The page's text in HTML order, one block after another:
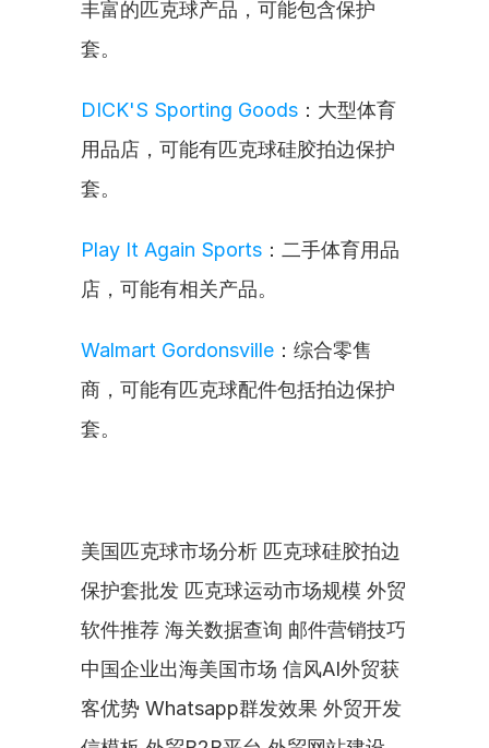
丰富的匹克球产品，可能包含保护
套。
DICK'S Sporting Goods ：大型体育
用品店，可能有匹克球硅胶拍边保护
套。
Play It Again Sports ：二手体育用品
店，可能有相关产品。
Walmart Gordonsville ：综合零售
商，可能有匹克球配件包括拍边保护
套。
美国匹克球市场分析 匹克球硅胶拍边
保护套批发 匹克球运动市场规模 外贸
软件推荐 海关数据查询 邮件营销技巧
中国企业出海美国市场 信风AI外贸获
客优势 Whatsapp群发效果 外贸开发